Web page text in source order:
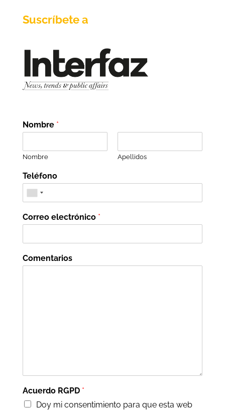
Suscríbete a
Nombre *
Nombre Apellidos
Teléfono
Correo electrónico *
Comentarios
Acuerdo RGPD *
Doy mi consentimiento para que esta web